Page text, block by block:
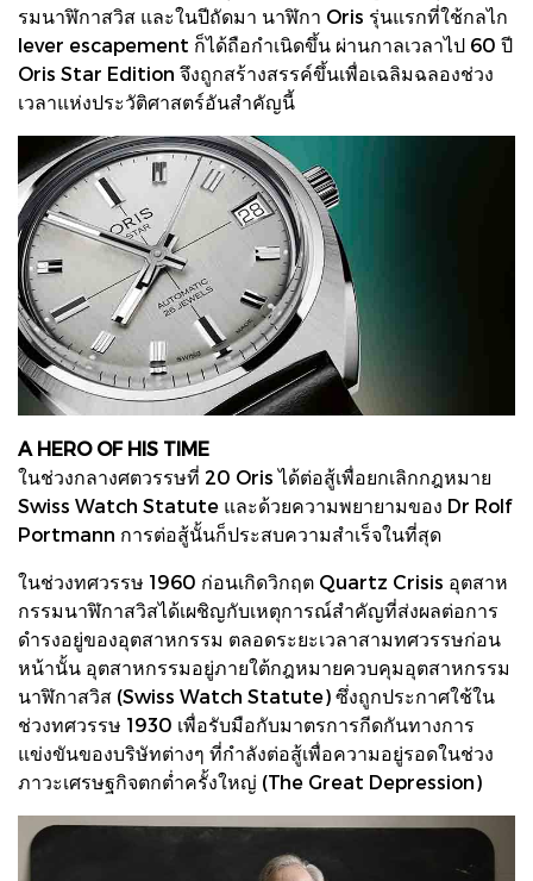
รมนาฬิกาสวิส และในปีถัดมา นาฬิกา Oris รุ่นแรกที่ใช้กลไก
lever escapement ก็ได้ถือกำเนิดขึ้น ผ่านกาลเวลาไป 60 ปี
Oris Star Edition จึงถูกสร้างสรรค์ขึ้นเพื่อเฉลิมฉลองช่วง
เวลาแห่งประวัติศาสตร์อันสำคัญนี้
A HERO OF HIS TIME
ในช่วงกลางศตวรรษที่ 20 Oris ได้ต่อสู้เพื่อยกเลิกกฎหมาย
Swiss Watch Statute และด้วยความพยายามของ Dr Rolf
Portmann การต่อสู้นั้นก็ประสบความสำเร็จในที่สุด
ในช่วงทศวรรษ 1960 ก่อนเกิดวิกฤต Quartz Crisis อุตสาห
กรรมนาฬิกาสวิสได้เผชิญกับเหตุการณ์สำคัญที่ส่งผลต่อการ
ดำรงอยู่ของอุตสาหกรรม ตลอดระยะเวลาสามทศวรรษก่อน
หน้านั้น อุตสาหกรรมอยู่ภายใต้กฎหมายควบคุมอุตสาหกรรม
นาฬิกาสวิส (Swiss Watch Statute) ซึ่งถูกประกาศใช้ใน
ช่วงทศวรรษ 1930 เพื่อรับมือกับมาตรการกีดกันทางการ
แข่งขันของบริษัทต่างๆ ที่กำลังต่อสู้เพื่อความอยู่รอดในช่วง
ภาวะเศรษฐกิจตกต่ำครั้งใหญ่ (The Great Depression)